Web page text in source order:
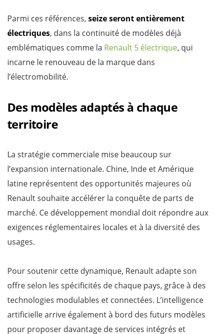
Parmi ces références, seize seront entièrement
électriques, dans la continuité de modèles déjà
emblématiques comme la Renault 5 électrique, qui
incarne le renouveau de la marque dans
l’électromobilité.
Des modèles adaptés à chaque
territoire
La stratégie commerciale mise beaucoup sur
l’expansion internationale. Chine, Inde et Amérique
latine représentent des opportunités majeures où
Renault souhaite accélérer la conquête de parts de
marché. Ce développement mondial doit répondre aux
exigences réglementaires locales et à la diversité des
usages.
Pour soutenir cette dynamique, Renault adapte son
offre selon les spécificités de chaque pays, grâce à des
technologies modulables et connectées. L’intelligence
artificielle arrive également à bord des futurs modèles
pour proposer davantage de services intégrés et